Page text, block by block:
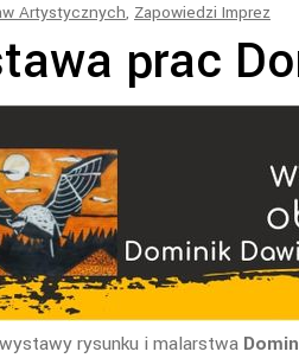
Artystycznych, Zapowiedzi Imprez
prac
rysunku i malarstwa